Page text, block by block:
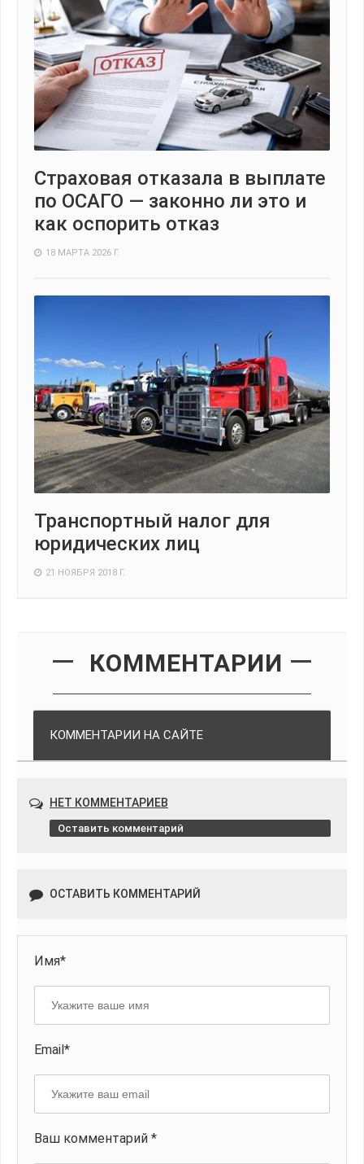
Страховая отказала в выплате
по ОСАГО — законно ли это и
как оспорить отказ
18 МАРТА 2026 Г.
Транспортный налог для
юридических лиц
21 НОЯБРЯ 2018 Г.
КОММЕНТАРИИ
КОММЕНТАРИИ НА САЙТЕ
НЕТ КОММЕНТАРИЕВ
Оставить комментарий
ОСТАВИТЬ КОММЕНТАРИЙ
Имя*
Email*
Ваш комментарий *